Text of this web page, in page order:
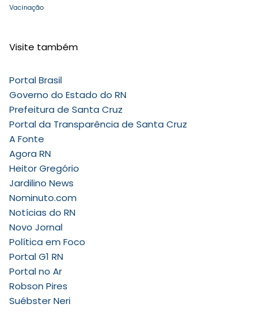
Vacinação
Visite também
Portal Brasil
Governo do Estado do RN
Prefeitura de Santa Cruz
Portal da Transparência de Santa Cruz
A Fonte
Agora RN
Heitor Gregório
Jardilino News
Nominuto.com
Notícias do RN
Novo Jornal
Política em Foco
Portal G1 RN
Portal no Ar
Robson Pires
Suébster Neri